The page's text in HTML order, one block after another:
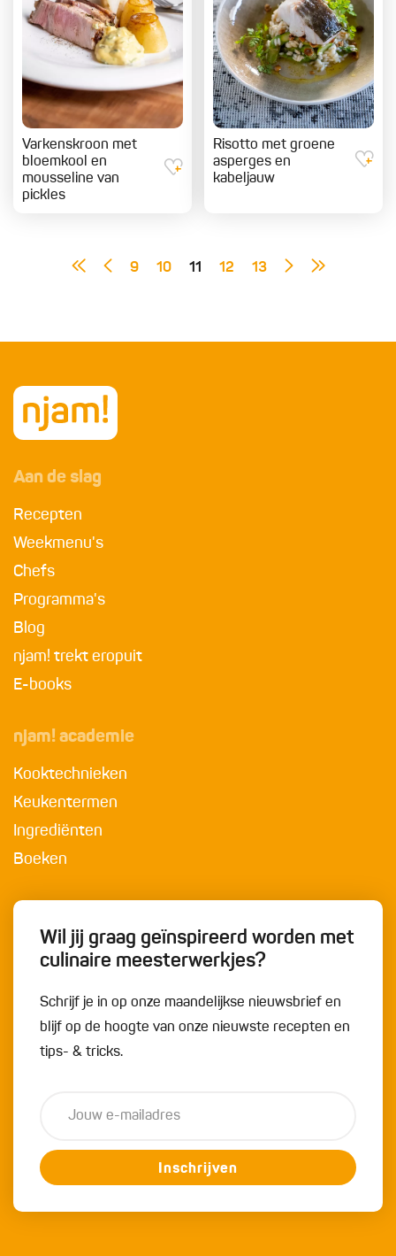
Varkenskroon met
bloemkool en
mousseline van
pickles
Risotto met groene
asperges en
kabeljauw
9 10 11 12 13
Aan de slag
Recepten
Weekmenu's
Chefs
Programma's
Blog
njam! trekt eropuit
E-books
njam! academie
Kooktechnieken
Keukentermen
Ingrediënten
Boeken
Wil jij graag geïnspireerd worden met
culinaire meesterwerkjes?
Schrijf je in op onze maandelijkse nieuwsbrief en
blijf op de hoogte van onze nieuwste recepten en
tips- & tricks.
Inschrijven